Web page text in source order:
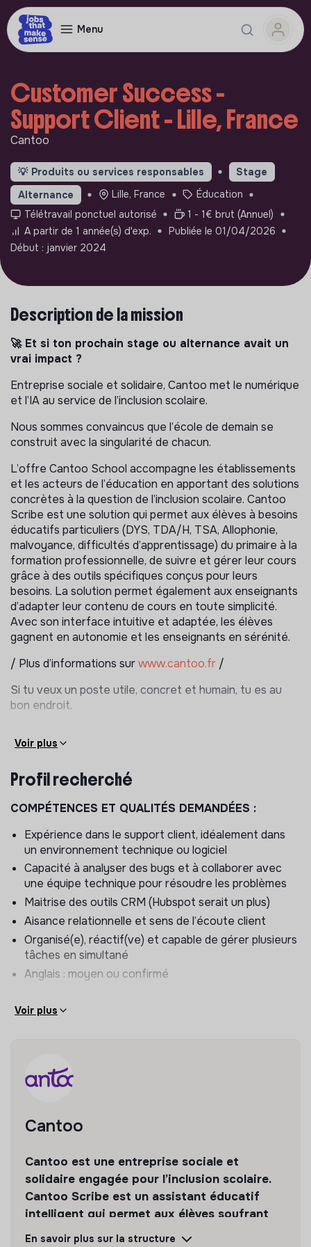
Menu
Customer Success -
Support Client - Lille, France
Cantoo
💡 Produits ou services responsables
Stage
Alternance
Lille, France
Éducation
Télétravail ponctuel autorisé
1 - 1€ brut (Annuel)
A partir de 1 année(s) d'exp.
Publiée le 01/04/2026
Début : janvier 2024
Description de la mission
🚀 Et si ton prochain stage ou alternance avait un
vrai impact ?
Entreprise sociale et solidaire, Cantoo met le numérique
et l’IA au service de l’inclusion scolaire.
Nous sommes convaincus que l’école de demain se
construit avec la singularité de chacun.
L’offre Cantoo School accompagne les établissements
et les acteurs de l’éducation en apportant des solutions
concrètes à la question de l’inclusion scolaire. Cantoo
Scribe est une solution qui permet aux élèves à besoins
éducatifs particuliers (DYS, TDA/H, TSA, Allophonie,
malvoyance, difficultés d’apprentissage) du primaire à la
formation professionnelle, de suivre et gérer leur cours
grâce à des outils spécifiques conçus pour leurs
besoins. La solution permet également aux enseignants
d’adapter leur contenu de cours en toute simplicité.
Avec son interface intuitive et adaptée, les élèves
gagnent en autonomie et les enseignants en sérénité.
/ Plus d’informations surwww.cantoo.fr /
Si tu veux un poste utile, concret et humain, tu es au
bon endroit.
accompagner le déploiement de Cantoo sur le terrain
Tu joueras un rôle clé entre les utilisateurs
(enseignants, élèves, établissements) et l’équipe
👉 Ton objectif :
assurer l’adoption, la satisfaction et l’impact
pédagogique de nos solutions.
Ta mission
Tu seras au cœur de l’expérience utilisateur.
Ton rôle : accompagner, former et soutenir les
enseignants et établissements pour qu’ils tirent le
Accompagner les utilisateurs au quotidien (mail, visio,
téléphone)
enseignants, parents…
🎓 Former et transmettre
Animer des formations (visio et terrain)
Aider les enseignants à prendre en main Cantoo
facilement
Voir plus
Profil recherché
COMPÉTENCES ET QUALITÉS DEMANDÉES :
Expérience dans le support client, idéalement dans
un environnement technique ou logiciel
Capacité à analyser des bugs et à collaborer avec
une équipe technique pour résoudre les problèmes
Maitrise des outils CRM (Hubspot serait un plus)
Aisance relationnelle et sens de l’écoute client
Organisé(e), réactif(ve) et capable de gérer plusieurs
tâches en simultané
Anglais : moyen ou confirmé
Voir plus
Cantoo
Cantoo est une entreprise sociale et
solidaire engagée pour l’inclusion scolaire.
Cantoo Scribe est un assistant éducatif
intelligent qui permet aux élèves soufrant
de DYS de suivre les cours
En savoir plus sur la structure